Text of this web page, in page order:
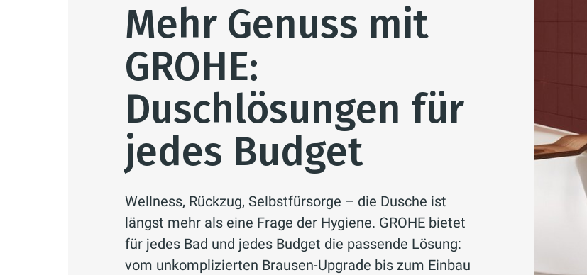
Mehr Genuss mit
GROHE:
Duschlösungen für
jedes Budget
Wellness, Rückzug, Selbstfürsorge – die Dusche ist
längst mehr als eine Frage der Hygiene. GROHE bietet
für jedes Bad und jedes Budget die passende Lösung:
vom unkomplizierten Brausen-Upgrade bis zum Einbau